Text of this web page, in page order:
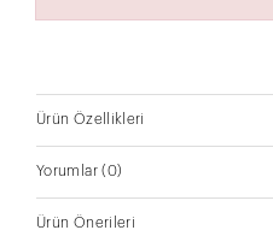
Ürün Özellikleri
Yorumlar(0)
Ürün Önerileri